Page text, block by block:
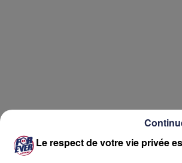
Le respect de votre vie privée